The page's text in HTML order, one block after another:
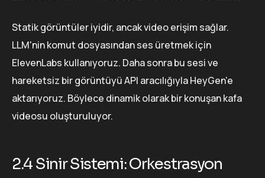
Statik görüntüler iyidir, ancak video erişim sağlar.
LLM'nin komut dosyasından ses üretmek için
ElevenLabs kullanıyoruz. Daha sonra bu sesi ve
hareketsiz bir görüntüyü API aracılığıyla HeyGen'e
aktarıyoruz. Böylece dinamik olarak bir konuşan kafa
videosu oluşturuluyor.
2.4 Sinir Sistemi: Orkestrasyon